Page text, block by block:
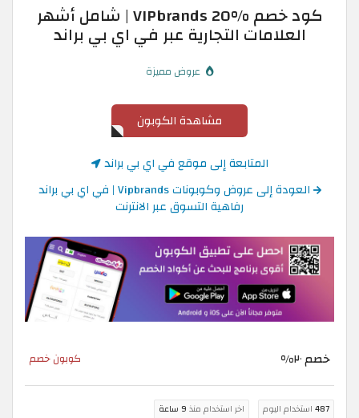
كود خصم VIPbrands 20% | شامل أشهر
العلامات التجارية عبر في اي بي براند
عروض مميزة
مشاهدة الكوبون
المتابعة إلى موقع في اي بي براند
العودة إلى عروض وكوبونات Vipbrands | في اي بي براند
رفاهية التسوق عبر الانترنت
خصم ٢٠% كوبون خصم
487 استخدام اليوم اخر استخدام منذ 9 ساعة